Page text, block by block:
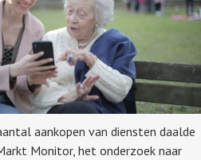
aankopen van diensten daalde
Monitor, het onderzoek naar